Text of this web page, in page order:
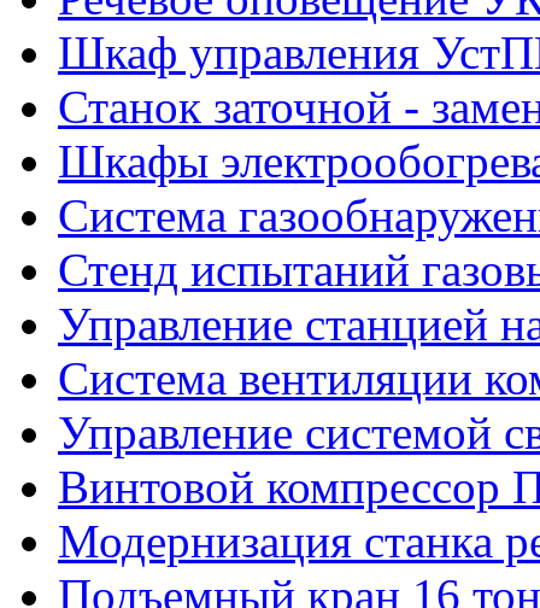
Шкаф управления
Станок заточной -
Шкафы
Система
Стенд испытаний
Управление станцией
Система вентиляции
Управление системой
Винтовой компрессор
Модернизация станка
Подъемный кран 16